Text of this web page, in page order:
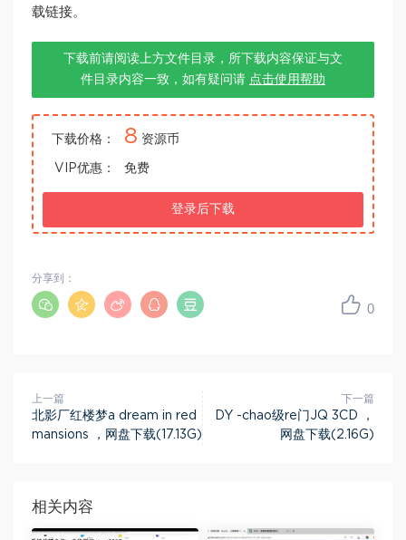
载链接。
下载前请阅读上方文件目录，所下载内容保证与文
件目录内容一致，如有疑问请 点击使用帮助
下载价格： 8 资源币
VIP优惠： 免费
登录后下载
0
分享到：
上一篇
北影厂红楼梦a dream in red
mansions ，网盘下载(17.13G)
下一篇
DY -chao级re门JQ 3CD ，
网盘下载(2.16G)
相关内容